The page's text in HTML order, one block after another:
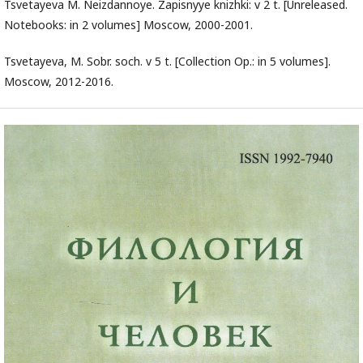
Tsvetayeva M. Neizdannoye. Zapisnyye knizhki: v 2 t. [Unreleased.
Notebooks: in 2 volumes] Moscow, 2000-2001.
Tsvetayeva, M. Sobr. soch. v 5 t. [Collection Op.: in 5 volumes].
Moscow, 2012-2016.